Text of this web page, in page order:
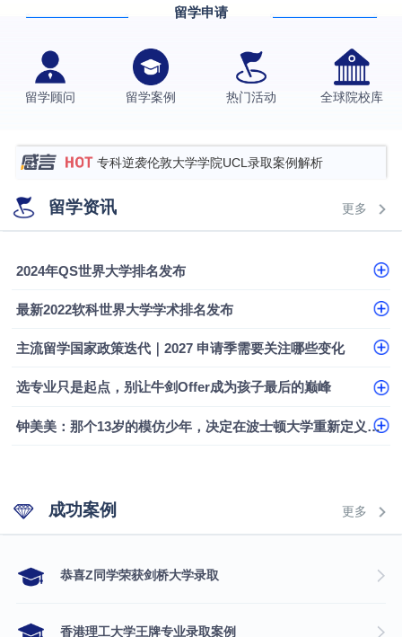
留学申请
留学顾问 留学案例 热门活动 全球院校库
西南财经大学投资学背景，成功斩获英国名校多份
上海财经大学经济学背景成功斩获爱丁堡大学经济学
专科逆袭伦敦大学学院UCL录取案例解析
香港浸会大学伦理与公共事务硕士录取
从上海财大2+2到谢菲尔德：低均分逆袭QS百强金
留学资讯 更多
2024年QS世界大学排名发布
最新2022软科世界大学学术排名发布
主流留学国家政策迭代｜2027 申请季需要关注哪些变化
选专业只是起点，别让牛剑Offer成为孩子最后的巅峰
钟美美：那个13岁的模仿少年，决定在波士顿大学重新定义自己
成功案例 更多
​恭喜Z同学荣获剑桥大学录取
香港理工大学王牌专业录取案例